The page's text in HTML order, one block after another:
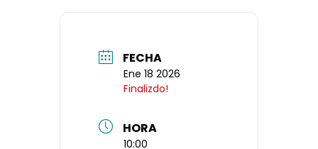
FECHA
Ene 18 2026
Finalizdo!
HORA
10:00